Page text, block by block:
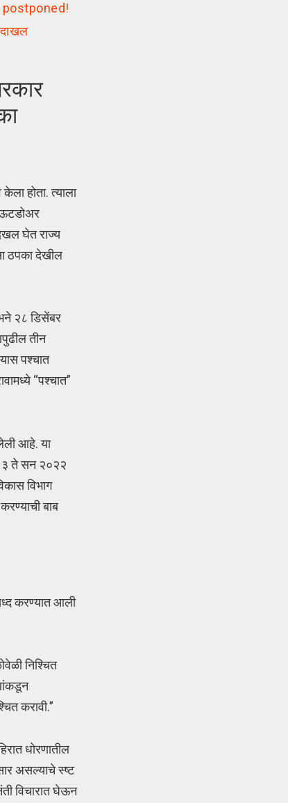
postponed!
होता. त्याला
घेत राज्य
ठपका देखील
२८ डिसेंबर
तीन
पश्चात
“पश्चात”
आहे. या
ते सन २०२२
विभाग
बाब
करण्यात आली
निश्चित
करावी.”
धोरणातील
असल्याचे स्ष्ट
विचारात घेऊन